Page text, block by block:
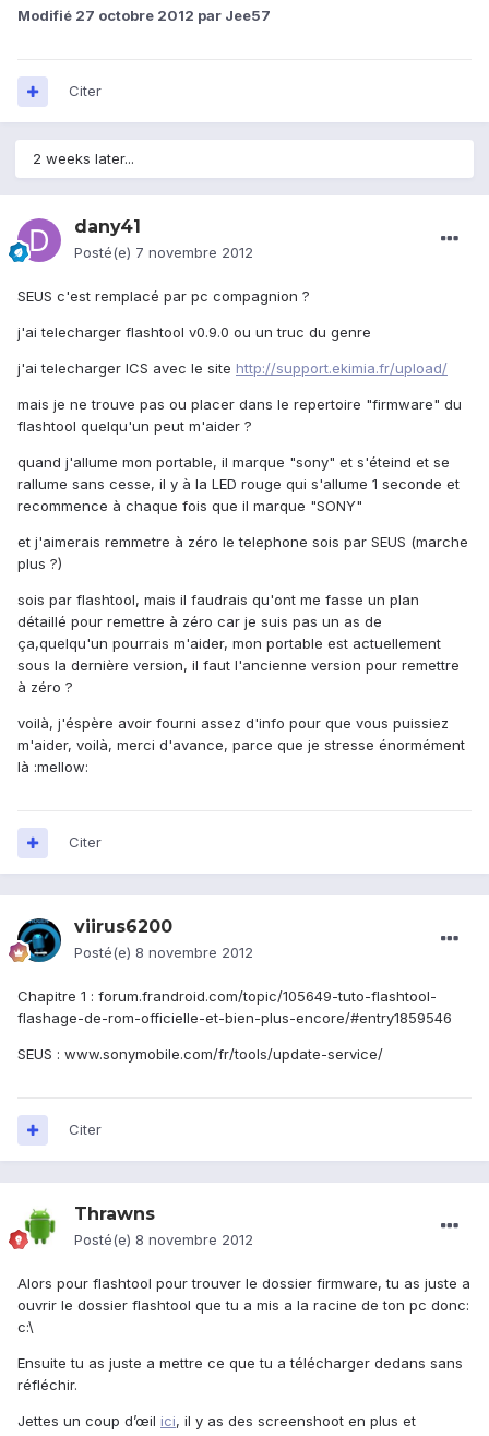
Modifié 27 octobre 2012 par Jee57
Citer
2 weeks later...
dany41
Posté(e) 7 novembre 2012
SEUS c'est remplacé par pc compagnion ?
j'ai telecharger flashtool v0.9.0 ou un truc du genre
j'ai telecharger ICS avec le site http://support.ekimia.fr/upload/
mais je ne trouve pas ou placer dans le repertoire "firmware" du
flashtool quelqu'un peut m'aider ?
quand j'allume mon portable, il marque "sony" et s'éteind et se
rallume sans cesse, il y à la LED rouge qui s'allume 1 seconde et
recommence à chaque fois que il marque "SONY"
et j'aimerais remmetre à zéro le telephone sois par SEUS (marche
plus ?)
sois par flashtool, mais il faudrais qu'ont me fasse un plan
détaillé pour remettre à zéro car je suis pas un as de
ça,quelqu'un pourrais m'aider, mon portable est actuellement
sous la dernière version, il faut l'ancienne version pour remettre
à zéro ?
voilà, j'éspère avoir fourni assez d'info pour que vous puissiez
m'aider, voilà, merci d'avance, parce que je stresse énormément
là :mellow:
Citer
viirus6200
Posté(e) 8 novembre 2012
Chapitre 1 : forum.frandroid.com/topic/105649-tuto-flashtool-
flashage-de-rom-officielle-et-bien-plus-encore/#entry1859546
SEUS : www.sonymobile.com/fr/tools/update-service/
Citer
Thrawns
Posté(e) 8 novembre 2012
Alors pour flashtool pour trouver le dossier firmware, tu as juste a
ouvrir le dossier flashtool que tu a mis a la racine de ton pc donc:
c:\
Ensuite tu as juste a mettre ce que tu a télécharger dedans sans
réfléchir.
Jettes un coup d’œil ici, il y as des screenshoot en plus et